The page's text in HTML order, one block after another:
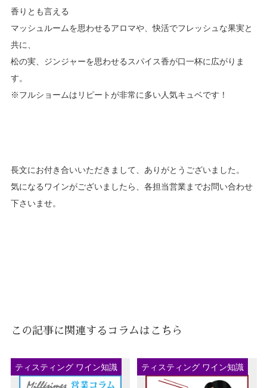
香りとも言える
マッシュルームを思わせるアロマや、快活でフレッシュな果実と
共に、
松の実、ジンジャーを思わせるスパイス香が口一杯に広がりま
す。
※フルショームはリピートが非常に多い人気キュベです！
長文にお付き合いいただきまして、ありがとうございました。
気になるワインがございましたら、各担当営業までお問い合わせ
下さいませ。
この記事に関連するコラムはこちら
ティスティング ワイン知識 ティスティング ワイン知識